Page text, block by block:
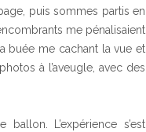
puis sommes partis en
me pénalisaient
buée me cachant la vue et
à l’aveugle, avec des
L’expérience s’est